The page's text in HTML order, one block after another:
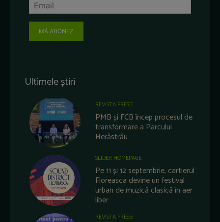
MĂ ABONEZ
Ultimele știri
REVISTA PRESEI
PMB și FCB încep procesul de
transformare a Parcului
Herăstrău
SLIDER HOMEPAGE
Pe 11 și 12 septembrie, cartierul
Floreasca devine un festival
urban de muzică clasică în aer
liber
REVISTA PRESEI